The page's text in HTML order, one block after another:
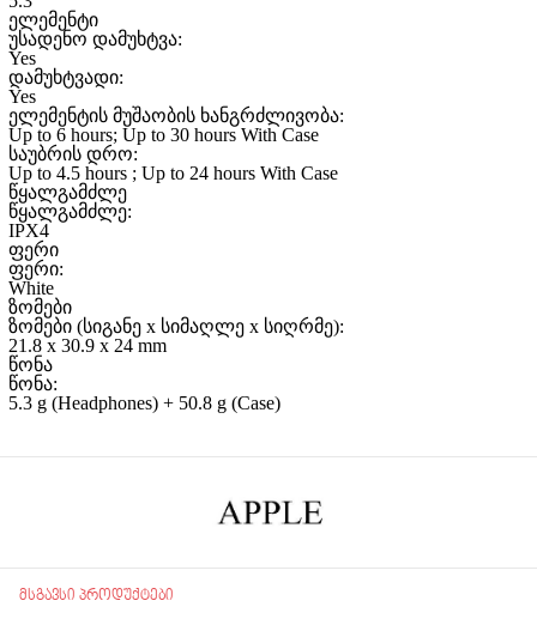
ელემენტი
უსადენო დამუხტვა:
Yes
დამუხტვადი:
Yes
ელემენტის მუშაობის ხანგრძლივობა:
Up to 6 hours; Up to 30 hours With Case
საუბრის დრო:
Up to 4.5 hours ; Up to 24 hours With Case
წყალგამძლე
წყალგამძლე:
IPX4
ფერი
ფერი:
White
ზომები
ზომები (სიგანე x სიმაღლე x სიღრმე):
21.8 x 30.9 x 24 mm
წონა
წონა:
5.3 g (Headphones) + 50.8 g (Case)
მსგავსი პროდუქტები